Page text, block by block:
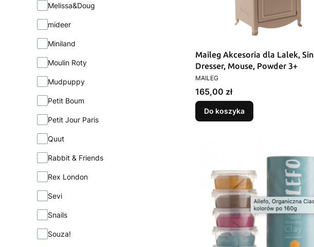
Melissa&Doug
mideer
Miniland
Moulin Roty
Mudpuppy
Petit Boum
Petit Jour Paris
Quut
Rabbit & Friends
Rex London
Sevi
Snails
Souza!
Maileg Akcesoria dla Lalek,
Dresser, Mouse, Powder 3+
PRODUCENT
MAILEG
Cena
165,00 zł
Do koszyka